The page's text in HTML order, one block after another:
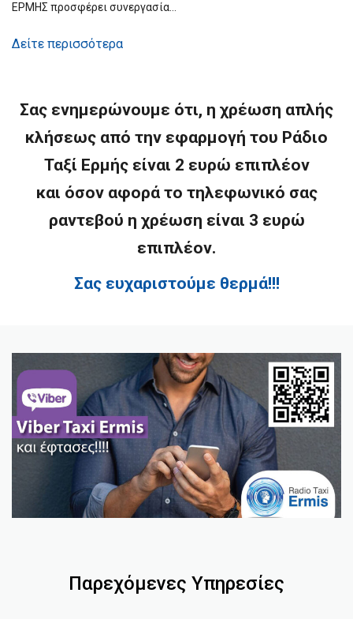
ΕΡΜΗΣ προσφέρει συνεργασία…
Δείτε περισσότερα
Σας ενημερώνουμε ότι, η χρέωση απλής
κλήσεως από την εφαρμογή του Ράδιο
Ταξί Ερμής είναι 2 ευρώ επιπλέον
και όσον αφορά το τηλεφωνικό σας
ραντεβού η χρέωση είναι 3 ευρώ
επιπλέον.
Σας ευχαριστούμε θερμά!!!
Παρεχόμενες Υπηρεσίες